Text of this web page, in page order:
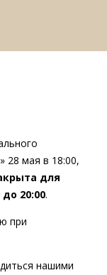
28 мая в 18:00,
для
20:00.
при
нашими